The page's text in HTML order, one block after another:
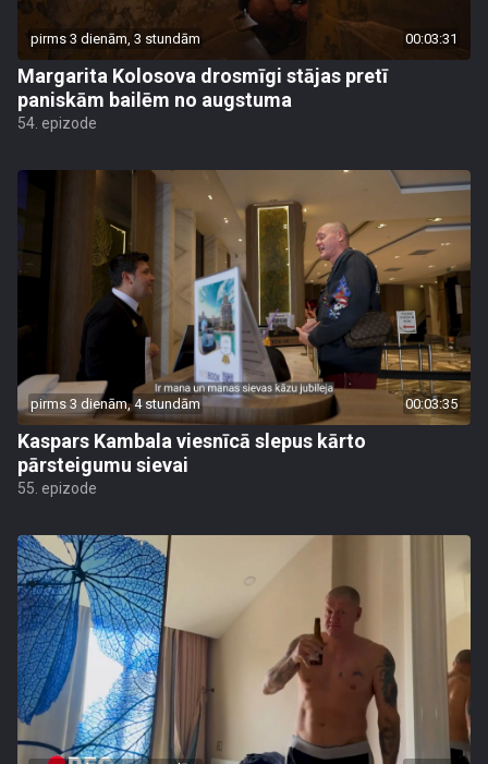
pirms 3 dienām, 3 stundām 00:03:31
Margarita Kolosova drosmīgi stājas pretī
paniskām bailēm no augstuma
54. epizode
pirms 3 dienām, 4 stundām 00:03:35
Kaspars Kambala viesnīcā slepus kārto
pārsteigumu sievai
55. epizode